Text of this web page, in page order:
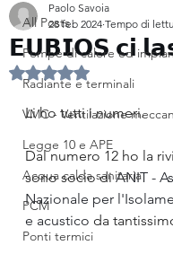
All Posts
Pompe di calore ed
Radiante e terminali
VMC - Ventilazione
Legge 10 e APE
Acqua calda sanitaria
PCM
Ponti termici
𝗘𝗨𝗕𝗜𝗢𝗦 𝗰𝗶
Paolo Savoia
28 feb 2024 Tempo di
Valutazione NaN stelle
Li ho tutti i numeri.
Dal numero 12 ho la
sono socio di ANIT -
Nazionale per
e acustico da